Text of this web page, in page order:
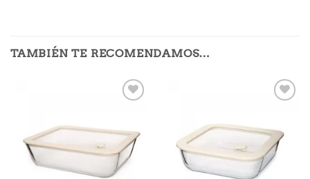
TAMBIÉN TE RECOMENDAMOS…
lista de
deseos
lista de
deseos